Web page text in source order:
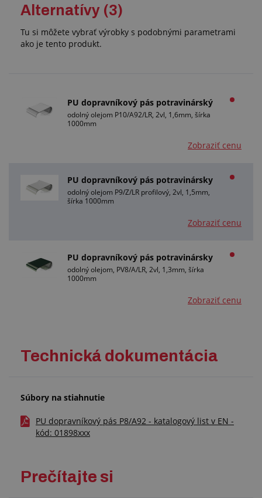
Alternatívy (3)
Tu si môžete vybrať výrobky s podobnými parametrami
ako je tento produkt.
PU dopravníkový pás potravinárský
odolný olejom P10/A92/LR, 2vl, 1,6mm, šírka
1000mm
Zobraziť cenu
PU dopravníkový pás potravinársky
odolný olejom P9/Z/LR profilový, 2vl, 1,5mm,
šírka 1000mm
Zobraziť cenu
PU dopravníkový pás potravinársky
odolný olejom, PV8/A/LR, 2vl, 1,3mm, šírka
1000mm
Zobraziť cenu
Technická dokumentácia
Súbory na stiahnutie
PU dopravníkový pás P8/A92 - katalogový list v EN -
kód: 01898xxx
Prečítajte si